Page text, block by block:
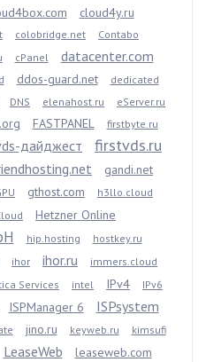
cloud4y.ru
colobridge.net Contabo
cPanel datacenter.com
ddos-guard.net
dedicated
DNS elenahost.ru
eServer.ru
FASTPANEL
firstbyte.ru
дайджест firstvds.ru
gandi.net
gthost.com h3llo.cloud
Hetzner Online
hip.hosting
hostkey.ru
ihor ihor.ru immers.cloud
Services intel IPv4 IPv6
ISPManager 6 ISPsystem
jino.ru keyweb.ru
kimsufi
LeaseWeb
leaseweb.com